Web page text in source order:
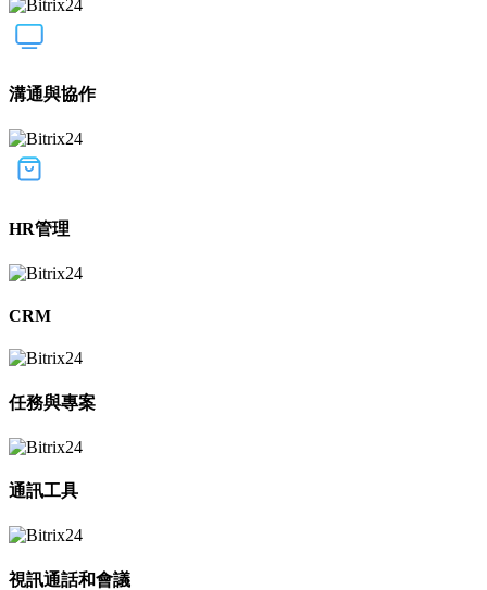
溝通與協作
HR管理
CRM
任務與專案
通訊工具
視訊通話和會議